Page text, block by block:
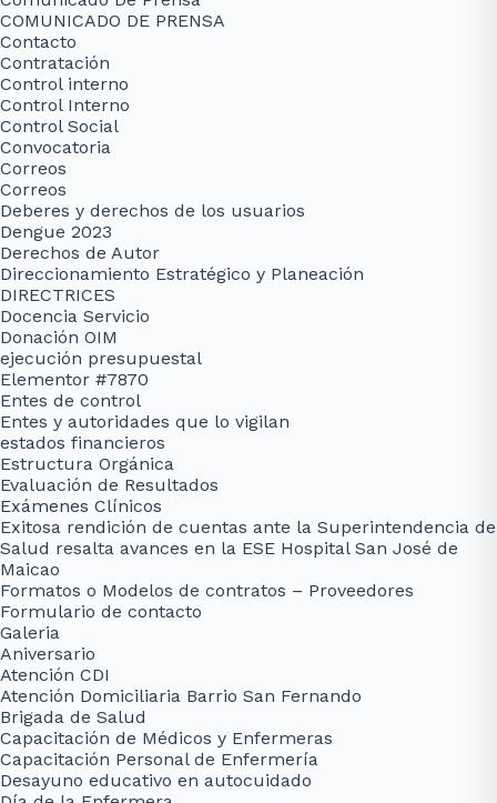
COMUNICADO DE PRENSA
Contacto
Contratación
Control interno
Control Interno
Control Social
Convocatoria
Correos
Correos
Deberes y derechos de los usuarios
Dengue 2023
Derechos de Autor
Direccionamiento Estratégico y Planeación
DIRECTRICES
Docencia Servicio
Donación OIM
ejecución presupuestal
Elementor #7870
Entes de control
Entes y autoridades que lo vigilan
estados financieros
Estructura Orgánica
Evaluación de Resultados
Exámenes Clínicos
Exitosa rendición de cuentas ante la Superintendencia de
Salud resalta avances en la ESE Hospital San José de
Maicao
Formatos o Modelos de contratos – Proveedores
Formulario de contacto
Galeria
Aniversario
Atención CDI
Atención Domiciliaria Barrio San Fernando
Brigada de Salud
Capacitación de Médicos y Enfermeras
Capacitación Personal de Enfermería
Desayuno educativo en autocuidado